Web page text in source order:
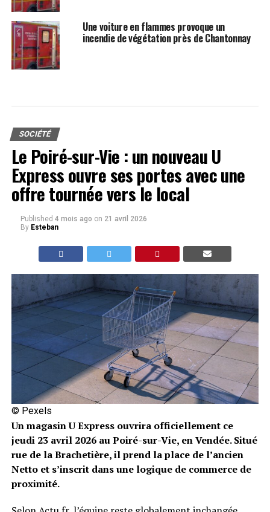
Une voiture en flammes provoque un
incendie de végétation près de Chantonnay
SOCIÉTÉ
Le Poiré-sur-Vie : un nouveau U
Express ouvre ses portes avec une
offre tournée vers le local
Published 4 mois ago on 21 avril 2026
By Esteban
© Pexels
Un magasin U Express ouvrira officiellement ce
jeudi 23 avril 2026 au Poiré-sur-Vie, en Vendée. Situé
rue de la Brachetière, il prend la place de l’ancien
Netto et s’inscrit dans une logique de commerce de
proximité.